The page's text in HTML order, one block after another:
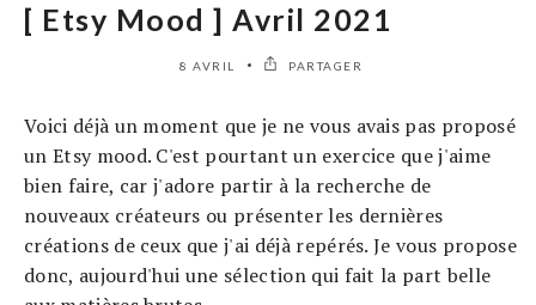
[ Etsy Mood ] Avril 2021
8 AVRIL PARTAGER
Voici déjà un moment que je ne vous avais pas proposé
un Etsy mood. C'est pourtant un exercice que j'aime
bien faire, car j'adore partir à la recherche de
nouveaux créateurs ou présenter les dernières
créations de ceux que j'ai déjà repérés. Je vous propose
donc, aujourd'hui une sélection qui fait la part belle